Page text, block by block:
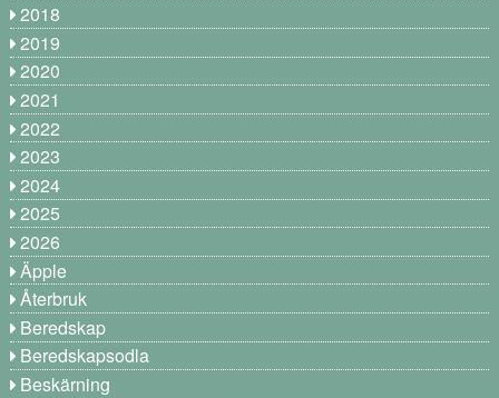
2018
2019
2020
2021
2022
2023
2024
2025
2026
Äpple
Återbruk
Beredskap
Beredskapsodla
Beskärning